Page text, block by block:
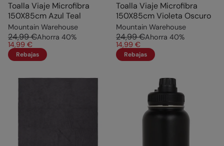
Toalla Viaje Microfibra
150X85cm Azul Teal
Mountain Warehouse
24,99 €Ahorra 40%
14,99 €
Rebajas
Toalla Viaje Microfibra
150X85cm Violeta Oscuro
Mountain Warehouse
24,99 €Ahorra 40%
14,99 €
Rebajas